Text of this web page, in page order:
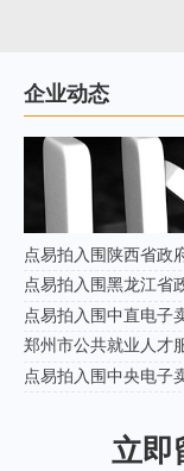
企业动态
点易拍入围陕西省政
点易拍入围黑龙江省
点易拍入围中直电子
郑州市公共就业人才
点易拍入围中央电子
立即